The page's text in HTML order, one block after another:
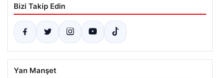
Bizi Takip Edin
Yan Manşet